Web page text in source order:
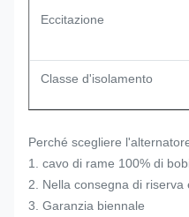
Eccitazione
Classe d'isolamento
Perché scegliere
1. cavo di rame 100% di
2. Nella consegna di riserva
3. Garanzia biennale